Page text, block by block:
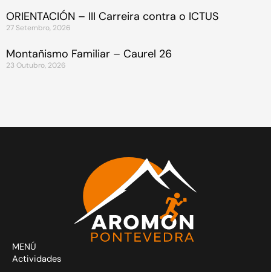
ORIENTACIÓN – III Carreira contra o ICTUS
27 Setembro, 2026
Montañismo Familiar – Caurel 26
23 Outubro, 2026
MENÚ
Actividades